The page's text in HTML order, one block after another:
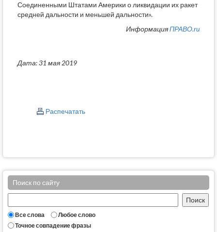
Соединенными Штатами Америки о ликвидации их ракет
средней дальности и меньшей дальности».
ИнформацияПРАВО.ru
Дата: 31 мая 2019
Распечатать
Поиск по сайту
Все слова
Любое слово
Точное совпадение фразы